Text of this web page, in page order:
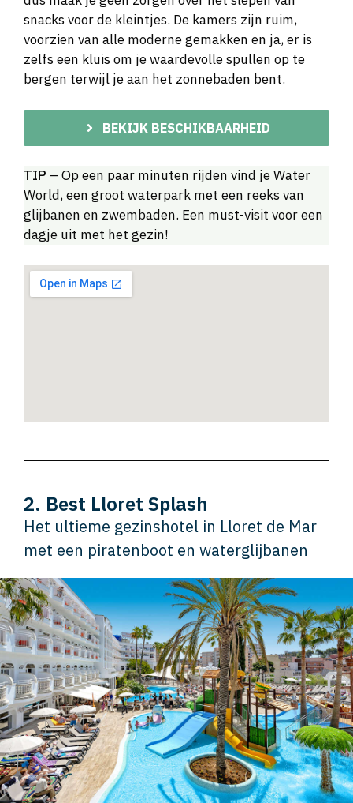
snacks voor de kleintjes. De kamers zijn ruim,
voorzien van alle moderne gemakken en ja, er is
zelfs een kluis om je waardevolle spullen op te
bergen terwijl je aan het zonnebaden bent.
BEKIJK BESCHIKBAARHEID
TIP – Op een paar minuten rijden vind je Water
World, een groot waterpark met een reeks van
glijbanen en zwembaden. Een must-visit voor een
dagje uit met het gezin!
2. Best Lloret Splash
Het ultieme gezinshotel in Lloret de Mar
met een piratenboot en waterglijbanen